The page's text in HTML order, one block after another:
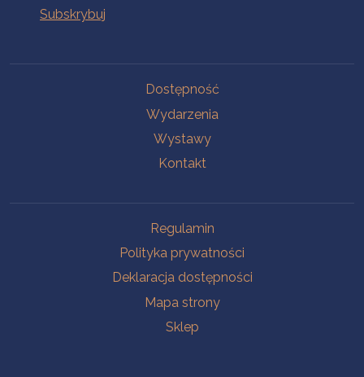
Dostępność
Wydarzenia
Wystawy
Kontakt
Regulamin
Polityka prywatności
Deklaracja dostępności
Mapa strony
Sklep